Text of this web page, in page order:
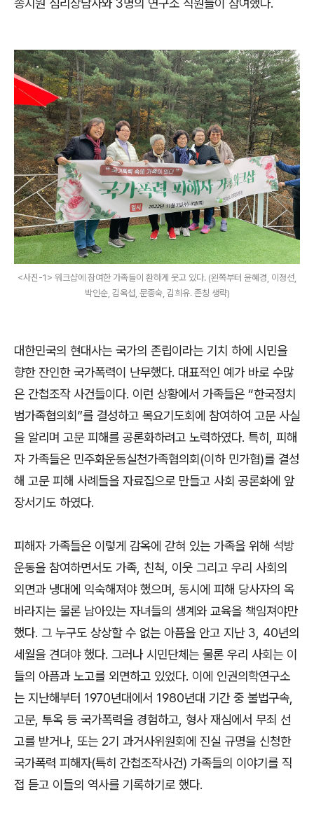
송지원 심리상담사와 3명의 연구소 직원들이 참여했다.
<사진-1> 워크샵에 참여한 가족들이 환하게 웃고 있다. (왼쪽부터 윤혜경, 이정선,
박인순, 김옥섭, 문종숙, 김희유. 존칭 생략)
대한민국의 현대사는 국가의 존립이라는 기치 하에 시민을
향한 잔인한 국가폭력이 난무했다. 대표적인 예가 바로 수많
은 간첩조작 사건들이다. 이런 상황에서 가족들은 “한국정치
범가족협의회”를 결성하고 목요기도회에 참여하여 고문 사실
을 알리며 고문 피해를 공론화하려고 노력하였다. 특히, 피해
자 가족들은 민주화운동실천가족협의회(이하 민가협)를 결성
해 고문 피해 사례들을 자료집으로 만들고 사회 공론화에 앞
장서기도 하였다.
피해자 가족들은 이렇게 감옥에 갇혀 있는 가족을 위해 석방
운동을 참여하면서도 가족, 친척, 이웃 그리고 우리 사회의
외면과 냉대에 익숙해져야 했으며, 동시에 피해 당사자의 옥
바라지는 물론 남아있는 자녀들의 생계와 교육을 책임져야만
했다. 그 누구도 상상할 수 없는 아픔을 안고 지난 3, 40년의
세월을 견뎌야 했다. 그러나 시민단체는 물론 우리 사회는 이
들의 아픔과 노고를 외면하고 있었다. 이에 인권의학연구소
는 지난해부터 1970년대에서 1980년대 기간 중 불법구속,
고문, 투옥 등 국가폭력을 경험하고, 형사 재심에서 무죄 선
고를 받거나, 또는 2기 과거사위원회에 진실 규명을 신청한
국가폭력 피해자(특히 간첩조작사건) 가족들의 이야기를 직
접 듣고 이들의 역사를 기록하기로 했다.